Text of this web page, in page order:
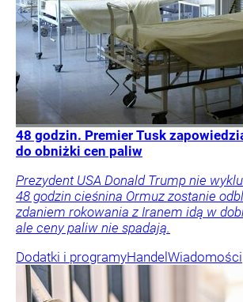
48 godzin. Premier Tusk
do obniżki cen paliw
Prezydent USA Donald Trump nie
48 godzin cieśnina Ormuz zostanie
zdaniem rokowania z Iranem idą w
ale ceny paliw nie spadają.
Dodatki i programyHandelWiadomości